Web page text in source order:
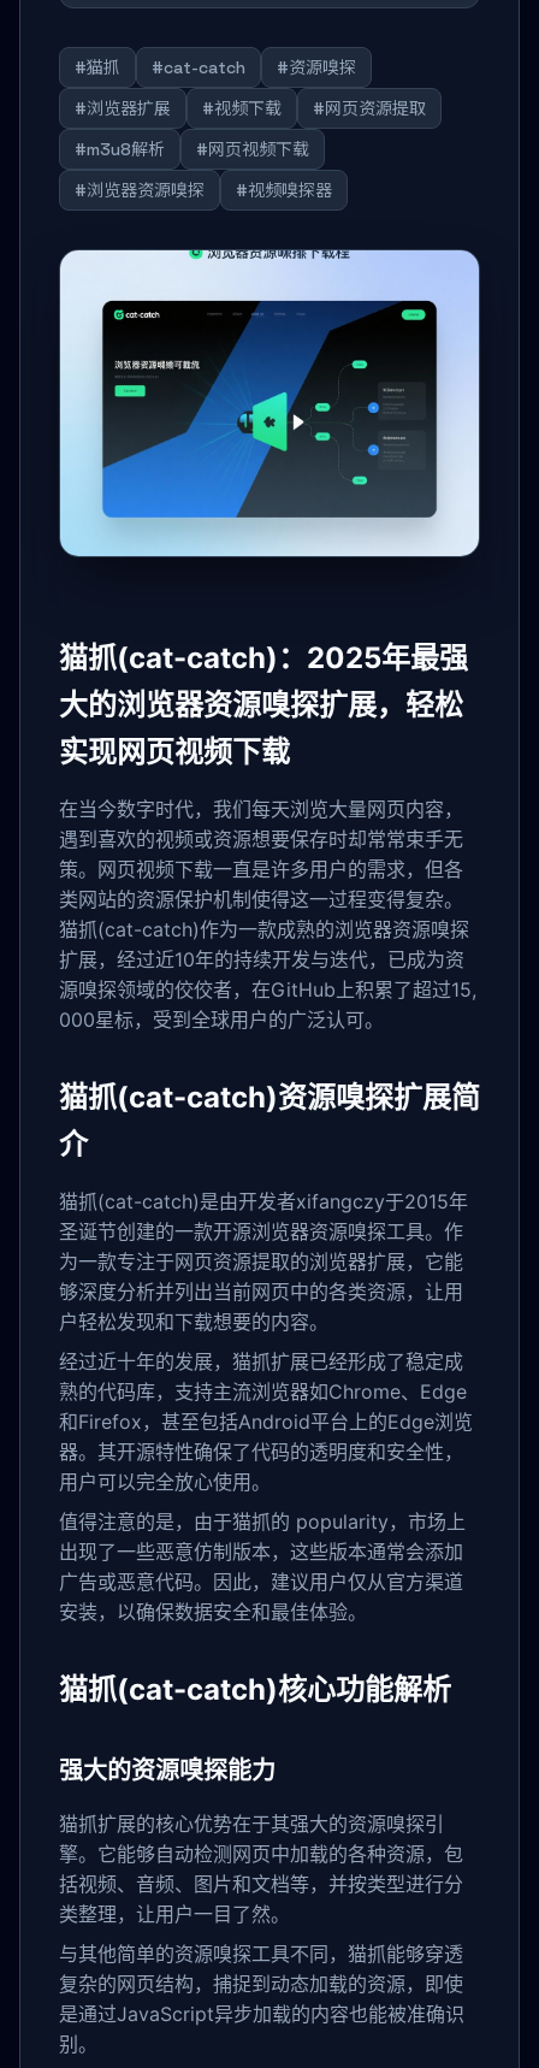
#猫抓 #cat-catch
#资源嗅探
#浏览器扩展
#视频下载
#网页资源提取
#m3u8解析
#网页视频下载
#浏览器资源嗅探
#视频嗅探器
猫抓(cat-catch)：2025年最强
大的浏览器资源嗅探扩展，轻松
实现网页视频下载
在当今数字时代，我们每天浏览大量网页内容，
遇到喜欢的视频或资源想要保存时却常常束手无
策。网页视频下载一直是许多用户的需求，但各
类网站的资源保护机制使得这一过程变得复杂。
猫抓(cat-catch)作为一款成熟的浏览器资源嗅探
扩展，经过近10年的持续开发与迭代，已成为资
源嗅探领域的佼佼者，在GitHub上积累了超过15,
000星标，受到全球用户的广泛认可。
猫抓(cat-catch)资源嗅探扩展简
介
猫抓(cat-catch)是由开发者xifangczy于2015年
圣诞节创建的一款开源浏览器资源嗅探工具。作
为一款专注于网页资源提取的浏览器扩展，它能
够深度分析并列出当前网页中的各类资源，让用
户轻松发现和下载想要的内容。
经过近十年的发展，猫抓扩展已经形成了稳定成
熟的代码库，支持主流浏览器如Chrome、Edge
和Firefox，甚至包括Android平台上的Edge浏览
器。其开源特性确保了代码的透明度和安全性，
用户可以完全放心使用。
值得注意的是，由于猫抓的 popularity，市场上
出现了一些恶意仿制版本，这些版本通常会添加
广告或恶意代码。因此，建议用户仅从官方渠道
安装，以确保数据安全和最佳体验。
猫抓(cat-catch)核心功能解析
强大的资源嗅探能力
猫抓扩展的核心优势在于其强大的资源嗅探引
擎。它能够自动检测网页中加载的各种资源，包
括视频、音频、图片和文档等，并按类型进行分
类整理，让用户一目了然。
与其他简单的资源嗅探工具不同，猫抓能够穿透
复杂的网页结构，捕捉到动态加载的资源，即使
是通过JavaScript异步加载的内容也能被准确识
别。